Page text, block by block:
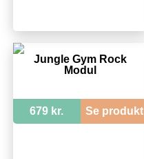
Jungle Gym Rock
Modul
679 kr. Se produkt